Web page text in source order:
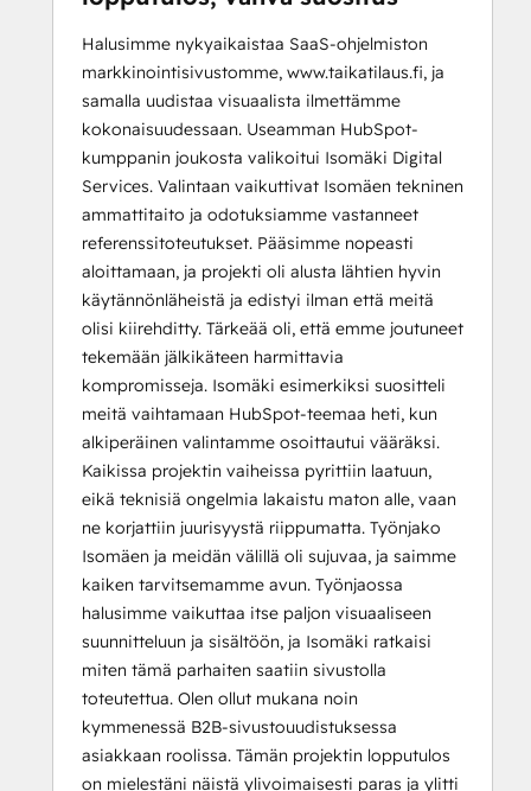
Halusimme nykyaikaistaa SaaS-ohjelmiston
markkinointisivustomme, www.taikatilaus.fi, ja
samalla uudistaa visuaalista ilmettämme
kokonaisuudessaan. Useamman HubSpot-
kumppanin joukosta valikoitui Isomäki Digital
Services. Valintaan vaikuttivat Isomäen tekninen
ammattitaito ja odotuksiamme vastanneet
referenssitoteutukset. Pääsimme nopeasti
aloittamaan, ja projekti oli alusta lähtien hyvin
käytännönläheistä ja edistyi ilman että meitä
olisi kiirehditty. Tärkeää oli, että emme joutuneet
tekemään jälkikäteen harmittavia
kompromisseja. Isomäki esimerkiksi suositteli
meitä vaihtamaan HubSpot-teemaa heti, kun
alkiperäinen valintamme osoittautui vääräksi.
Kaikissa projektin vaiheissa pyrittiin laatuun,
eikä teknisiä ongelmia lakaistu maton alle, vaan
ne korjattiin juurisyystä riippumatta. Työnjako
Isomäen ja meidän välillä oli sujuvaa, ja saimme
kaiken tarvitsemamme avun. Työnjaossa
halusimme vaikuttaa itse paljon visuaaliseen
suunnitteluun ja sisältöön, ja Isomäki ratkaisi
miten tämä parhaiten saatiin sivustolla
toteutettua. Olen ollut mukana noin
kymmenessä B2B-sivustouudistuksessa
asiakkaan roolissa. Tämän projektin lopputulos
on mielestäni näistä ylivoimaisesti paras ja ylitti